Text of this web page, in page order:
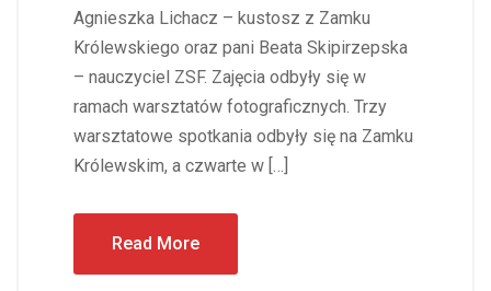
Agnieszka Lichacz – kustosz z Zamku
Królewskiego oraz pani Beata Skipirzepska
– nauczyciel ZSF. Zajęcia odbyły się w
ramach warsztatów fotograficznych. Trzy
warsztatowe spotkania odbyły się na Zamku
Królewskim, a czwarte w […]
Read More